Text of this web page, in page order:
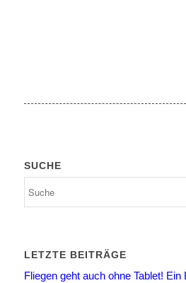
SUCHE
LETZTE BEITRÄGE
Fliegen geht auch ohne Tablet!